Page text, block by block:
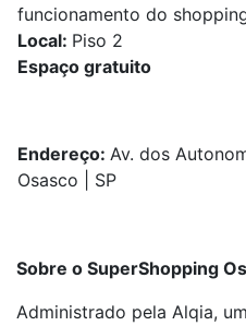
funcionamento do
Local: Piso 2
Espaço gratuito
Endereço: Av. dos
Osasco | SP
Sobre o SuperShopping
Administrado pela Alqia,